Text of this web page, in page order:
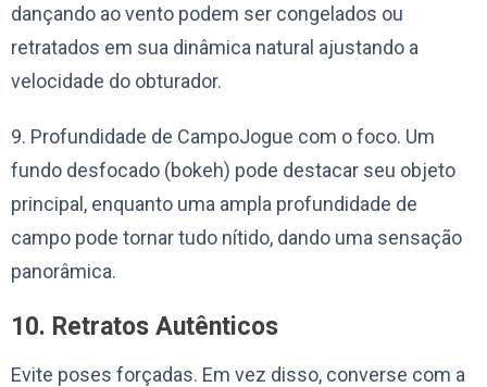
dançando ao vento podem ser congelados ou
retratados em sua dinâmica natural ajustando a
velocidade do obturador.
9. Profundidade de CampoJogue com o foco. Um
fundo desfocado (bokeh) pode destacar seu objeto
principal, enquanto uma ampla profundidade de
campo pode tornar tudo nítido, dando uma sensação
panorâmica.
10. Retratos Autênticos
Evite poses forçadas. Em vez disso, converse com a